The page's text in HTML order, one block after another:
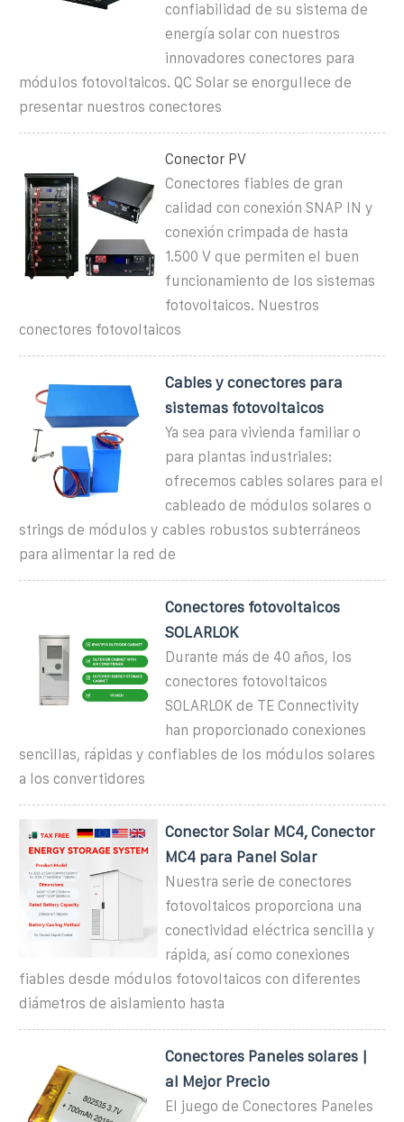
confiabilidad de su sistema de
energía solar con nuestros
innovadores conectores para
módulos fotovoltaicos. QC Solar se enorgullece de
presentar nuestros conectores
Conector PV
Conectores fiables de gran
calidad con conexión SNAP IN y
conexión crimpada de hasta
1.500 V que permiten el buen
funcionamiento de los sistemas
fotovoltaicos. Nuestros
conectores fotovoltaicos
Cables y conectores para
sistemas fotovoltaicos
Ya sea para vivienda familiar o
para plantas industriales:
ofrecemos cables solares para el
cableado de módulos solares o
strings de módulos y cables robustos subterráneos
para alimentar la red de
Conectores fotovoltaicos
SOLARLOK
Durante más de 40 años, los
conectores fotovoltaicos
SOLARLOK de TE Connectivity
han proporcionado conexiones
sencillas, rápidas y confiables de los módulos solares
a los convertidores
Conector Solar MC4, Conector
MC4 para Panel Solar
Nuestra serie de conectores
fotovoltaicos proporciona una
conectividad eléctrica sencilla y
rápida, así como conexiones
fiables desde módulos fotovoltaicos con diferentes
diámetros de aislamiento hasta
Conectores Paneles solares |
al Mejor Precio
El juego de Conectores Paneles